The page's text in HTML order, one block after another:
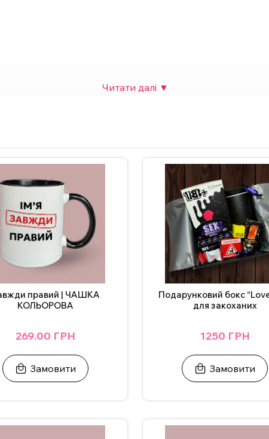
шоколаду тощо;
події.
можна додати фото. Вартість НЕ зміниться. Для
на сайті.
мити чашку в посудомийній машині та нагрівати у
правий | ЧАШКА
КОЛЬОРОВА
269.00 ГРН
Замовити
Подарунковий бокс
для закоханих
1250 ГРН
Замовити